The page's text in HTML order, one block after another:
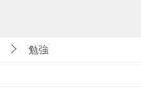
勉強